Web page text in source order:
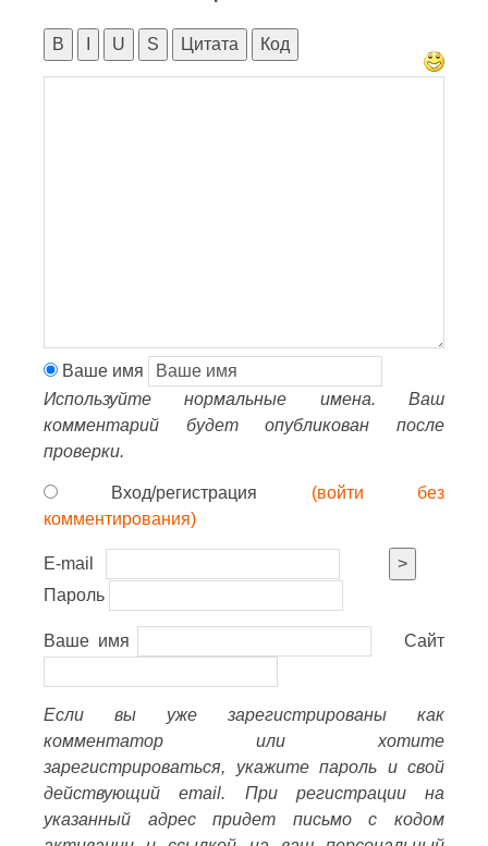
B U S Цитата Код
Ваше имя
Используйте нормальные имена. Ваш
комментарий будет опубликован после
проверки.
Вход/регистрация (войти без
комментирования)
E-mail
>
Пароль
Ваше имя Сайт
Если вы уже зарегистрированы как
комментатор или хотите
зарегистрироваться, укажите пароль и свой
действующий email. При регистрации на
указанный адрес придет письмо с кодом